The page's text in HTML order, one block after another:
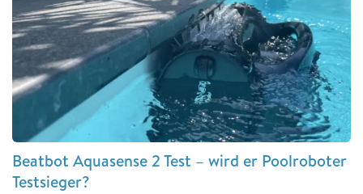
Beatbot Aquasense 2 Test – wird er Poolroboter
Testsieger?